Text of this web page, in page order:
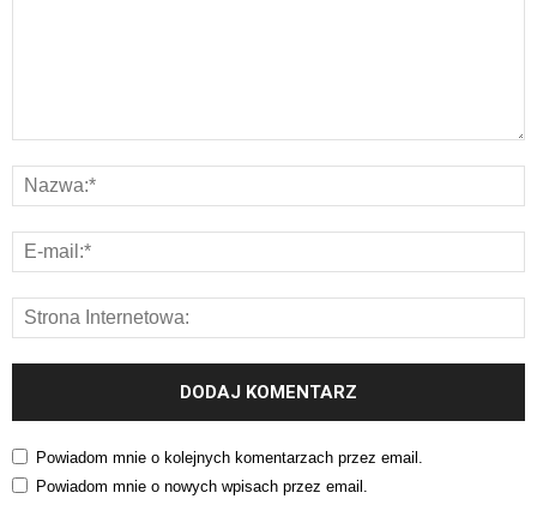
Powiadom mnie o kolejnych komentarzach przez email.
Powiadom mnie o nowych wpisach przez email.